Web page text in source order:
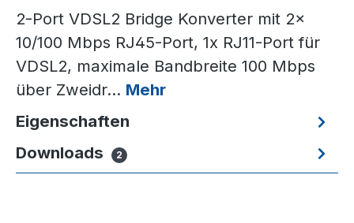
2-Port VDSL2 Bridge Konverter mit 2x
10/100 Mbps RJ45-Port, 1x RJ11-Port für
VDSL2, maximale Bandbreite 100 Mbps
über Zweidr… Mehr
Eigenschaften
Downloads
2